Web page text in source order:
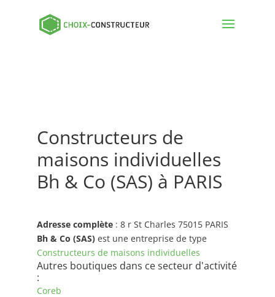
Constructeurs de
maisons individuelles
Bh & Co (SAS) à PARIS
Adresse complète: 8 r St Charles 75015 PARIS
Bh & Co (SAS)est une entreprise de type
Constructeurs de maisons individuelles
Autres boutiques dans ce secteur d'activité
:
Coreb